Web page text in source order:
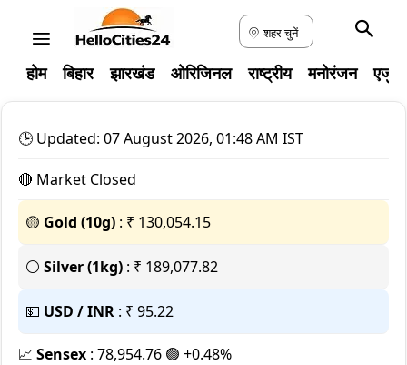
शहर चुनें
होम बिहार झारखंड ओरिजिनल राष्ट्रीय मनोरंजन
🕒 Updated: 07 August 2026, 01:48 AM IST
🔴 Market Closed
🟡 Gold (10g) : ₹ 130,054.15
⚪ Silver (1kg) : ₹ 189,077.82
💵 USD / INR : ₹ 95.22
📈 Sensex : 78,954.76 🟢 +0.48%